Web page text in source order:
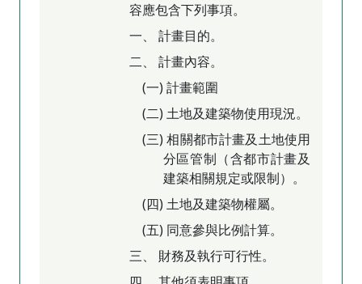
容應包含下列事項。
一、 計畫目的。
二、 計畫內容。
(一) 計畫範圍
(二) 土地及建築物使用現況。
(三) 相關都市計畫及土地使用
分區管制（含都市計畫及
建築相關規定或限制）。
(四) 土地及建築物權屬。
(五) 同意參與比例計算。
三、 財務及執行可行性。